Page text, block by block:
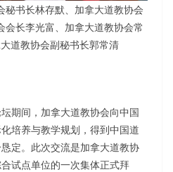
秘书长林存默、加拿大道教协会
会长李光富、加拿大道教协会常
道教协会副秘书长郭常清
期间，加拿大道教协会向中国
培养与教学规划，得到中国道
定。此次交流是加拿大道教协
试点单位的一次集体正式拜